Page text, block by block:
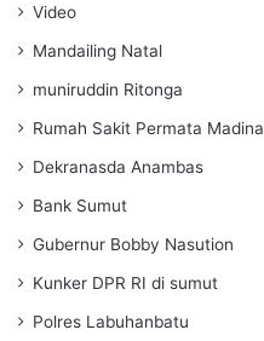
Video
Mandailing Natal
muniruddin Ritonga
Rumah Sakit Permata Madina
Dekranasda Anambas
Bank Sumut
Gubernur Bobby Nasution
Kunker DPR RI di sumut
Polres Labuhanbatu